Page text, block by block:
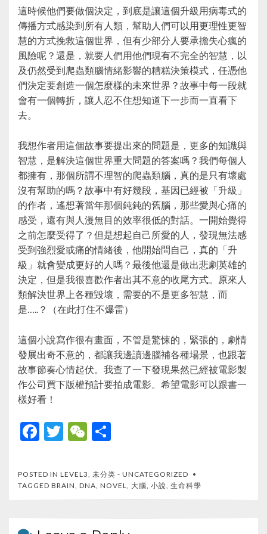
這時候他們要做個決定，到底是讓這個升級用病毒式的
傳播方式感染到所有人類，幫助人們可以用更理性更智
慧的方式挽救這個世界，但有少部分人要承擔失心瘋的
風險呢？還是，就要人們用他們現有不完全的智慧，以
及仍然受到爬蟲類腦情緒影響的糟糕決策模式，任憑他
們決定要創造一個怎麼樣的未來世界？故事中每一段就
會有一個轉折，讓人忍不住想知道下一步而一直看下
去。
我想作者用這個故事要提出來的問題是，更多的知識與
智慧，是解決這個世界重大問題的答案嗎？我們每個人
都擁有，那個所謂不理智的爬蟲類腦，真的是只有壞處
沒有幫助的嗎？故事中有好幾段，基因已經被「升級」
的作者，遙想著當年那個鈍鈍的舊腦，那些愛與心痛的
感受，還有與人漫無目的效率很低的對話。一開始覺得
之前怎麼受得了？但是想起自己所愛的人，發現無法感
受到強烈愛或痛的情緒後，他開始問自己，真的「升
級」就會變成更好的人嗎？最後他還是做出悲劇英雄的
決定，但是我很喜歡作者出其不意的收尾方式。原來人
類解決世界上各種毀壞，需要的不是更多智慧，而
是…..？（在此打住不爆雷）
這個小說寫作很有畫面，不管是驚悚的，緊張的，劇情
發展出奇不意的，都讓我邊讀邊腦補各種場景，也跟著
故事節奏心情起伏。我查了一下發現果然已經被電影製
作公司買下版權預計要拍成電影。希望電影可以跟書一
樣好看！
F
e
b
T
itt
er
W
C
h
at
ar
e
POSTED IN LEVEL3 未分类 - UNCATEGORIZED
TAGGED BRAIN DNA NOVEL 大腦 小說 生命科學